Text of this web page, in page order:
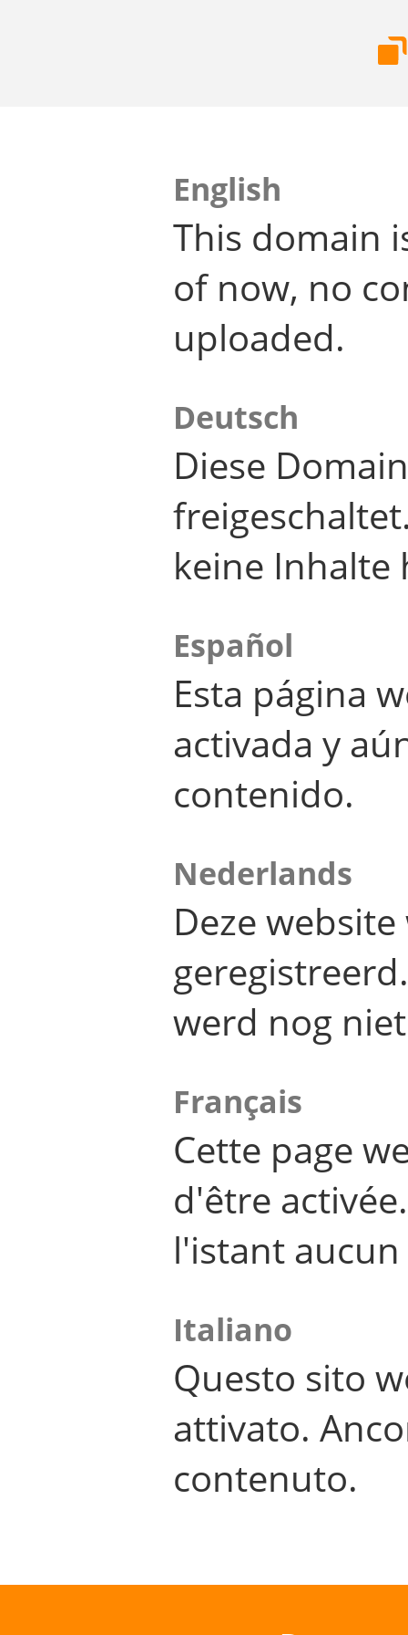
English
This domain
of now, no
uploaded.
Deutsch
Diese
keine Inhalte
Español
Esta página
activada y
contenido.
Nederlands
Deze
werd nog
Français
Cette page
d'être
l'istant
Italiano
Questo sito
attivato.
contenuto.